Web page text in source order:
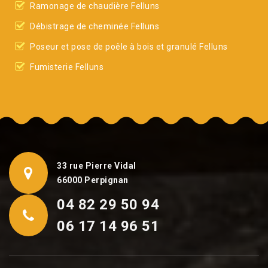
Ramonage de chaudière Felluns
Débistrage de cheminée Felluns
Poseur et pose de poêle à bois et granulé Felluns
Fumisterie Felluns
33 rue Pierre Vidal
66000 Perpignan
04 82 29 50 94
06 17 14 96 51